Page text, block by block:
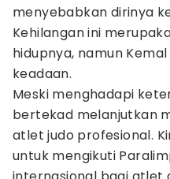
menyebabkan dirinya
Kehilangan ini
hidupnya, namun
keadaan.
Meski menghadapi
bertekad melanjutkan
atlet judo profesional.
untuk mengikuti